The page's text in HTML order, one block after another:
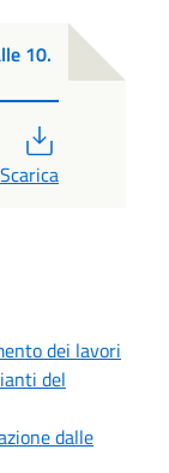
10.
Scarica
dei lavori
del
dalle